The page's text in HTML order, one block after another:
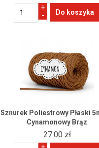
+
-
Sznurek Poliestrowy Płaski
Cynamonowy Brąz
27.00 zł